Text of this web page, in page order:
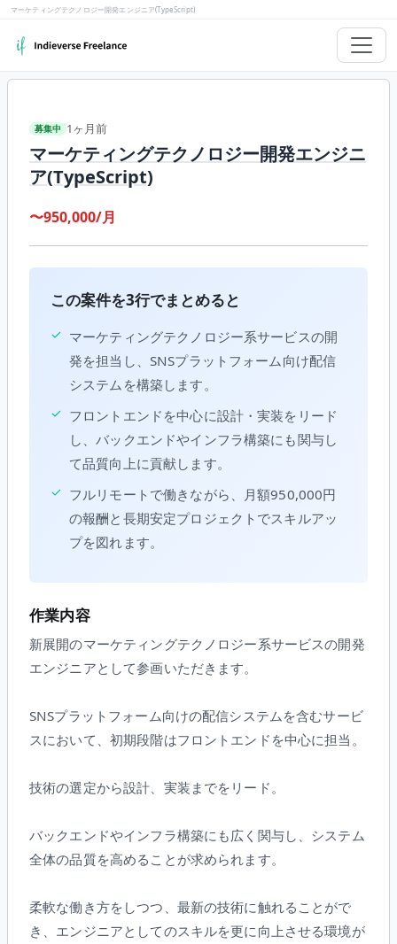
マーケティングテクノロジー開発エンジニア(TypeScript)
募集中 1ヶ月前
マーケティングテクノロジー開発エンジニ
ア(TypeScript)
〜950,000/月
この案件を3行でまとめると
✓ マーケティングテクノロジー系サービスの開
発を担当し、SNSプラットフォーム向け配信
システムを構築します。
✓ フロントエンドを中心に設計・実装をリード
し、バックエンドやインフラ構築にも関与し
て品質向上に貢献します。
✓ フルリモートで働きながら、月額950,000円
の報酬と長期安定プロジェクトでスキルアッ
プを図れます。
作業内容
新展開のマーケティングテクノロジー系サービスの開発
エンジニアとして参画いただきます。
SNSプラットフォーム向けの配信システムを含むサービ
スにおいて、初期段階はフロントエンドを中心に担当。
技術の選定から設計、実装までをリード。
バックエンドやインフラ構築にも広く関与し、システム
全体の品質を高めることが求められます。
柔軟な働き方をしつつ、最新の技術に触れることがで
き、エンジニアとしてのスキルを更に向上させる環境が